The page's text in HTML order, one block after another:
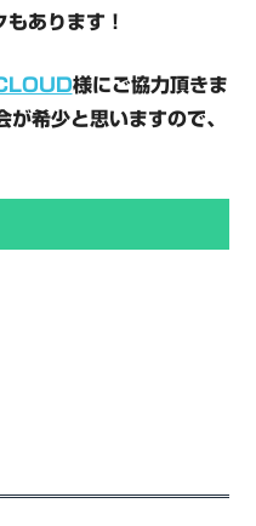
あります！
様にご協力頂きま
希少と思いますので、